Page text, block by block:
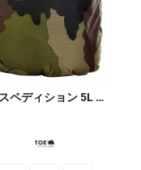
エクスペディション 5L 防水バッグ